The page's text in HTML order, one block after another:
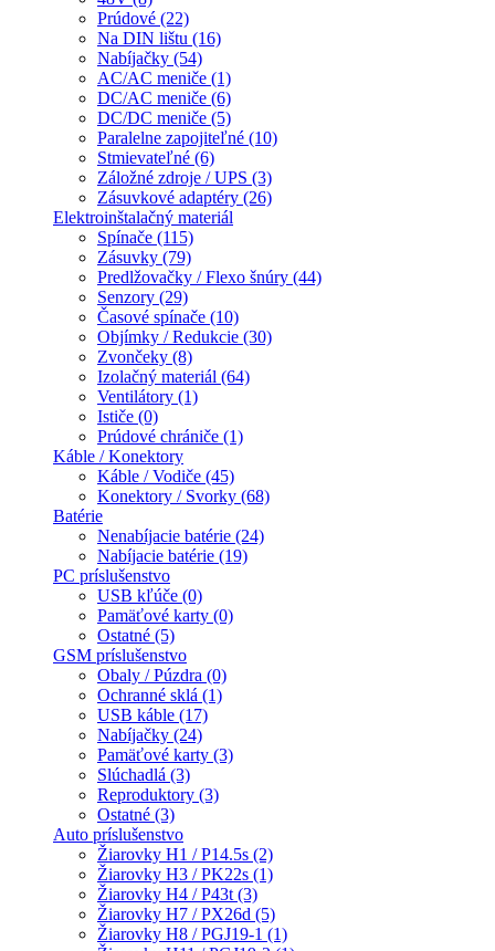
Prúdové (22)
Na DIN lištu (16)
Nabíjačky (54)
AC/AC meniče (1)
DC/AC meniče (6)
DC/DC meniče (5)
Paralelne zapojiteľné (10)
Stmievateľné (6)
Záložné zdroje / UPS (3)
Zásuvkové adaptéry (26)
Elektroinštalačný materiál
Spínače (115)
Zásuvky (79)
Predlžovačky / Flexo šnúry (44)
Senzory (29)
Časové spínače (10)
Objímky / Redukcie (30)
Zvončeky (8)
Izolačný materiál (64)
Ventilátory (1)
Ističe (0)
Prúdové chrániče (1)
Káble / Konektory
Káble / Vodiče (45)
Konektory / Svorky (68)
Batérie
Nenabíjacie batérie (24)
Nabíjacie batérie (19)
PC príslušenstvo
USB kľúče (0)
Pamäťové karty (0)
Ostatné (5)
GSM príslušenstvo
Obaly / Púzdra (0)
Ochranné sklá (1)
USB káble (17)
Nabíjačky (24)
Pamäťové karty (3)
Slúchadlá (3)
Reproduktory (3)
Ostatné (3)
Auto príslušenstvo
Žiarovky H1 / P14.5s (2)
Žiarovky H3 / PK22s (1)
Žiarovky H4 / P43t (3)
Žiarovky H7 / PX26d (5)
Žiarovky H8 / PGJ19-1 (1)